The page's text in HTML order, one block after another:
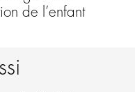
de l’enfant